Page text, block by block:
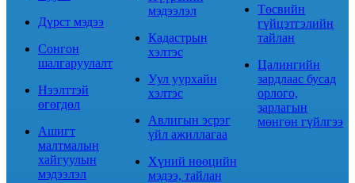
Дүрст мэдээ
Сонгон
шалгаруулалт
Нээлттэй
өгөгдөл
Ашигт
малтмалын
хайгуулын
мэдээлэл
мэдээлэл
Кадастрын
хэлтэс
Уул уурхайн
хэлтэс
Авлигын эсрэг
үйл ажиллагаа
Хүний нөөцийн
мэдээ, тайлан
Төсвийн
гүйцэтгэлийн
тайлан
Цалингийн
зардлаас бусад
орлого,
зарлагын
мөнгөн гүйлгээ